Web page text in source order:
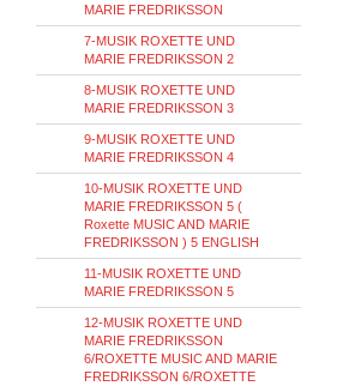
MARIE FREDRIKSSON
7-MUSIK ROXETTE UND
MARIE FREDRIKSSON 2
8-MUSIK ROXETTE UND
MARIE FREDRIKSSON 3
9-MUSIK ROXETTE UND
MARIE FREDRIKSSON 4
10-MUSIK ROXETTE UND
MARIE FREDRIKSSON 5 (
Roxette MUSIC AND MARIE
FREDRIKSSON ) 5 ENGLISH
11-MUSIK ROXETTE UND
MARIE FREDRIKSSON 5
12-MUSIK ROXETTE UND
MARIE FREDRIKSSON
6/ROXETTE MUSIC AND MARIE
FREDRIKSSON 6/ROXETTE